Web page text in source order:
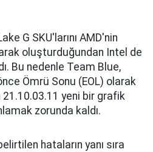
G SKU'larını AMD'nin
oluşturduğundan Intel de
Bu nedenle Team Blue,
Ömrü Sonu (EOL) olarak
yeni bir grafik
zorunda kaldı.
hataların yanı sıra